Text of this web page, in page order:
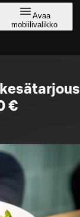
Avaa
mobiilivalikko
€